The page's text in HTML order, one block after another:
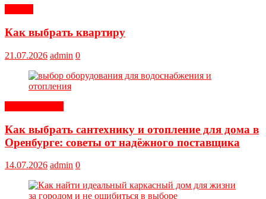
Как выбрать квартиру
21.07.2026 admin 0
Как выбрать сантехнику и отопление для дома в
Оренбурге: советы от надёжного поставщика
14.07.2026 admin 0